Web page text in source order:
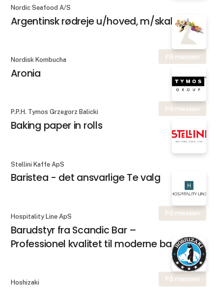
Nordic Seafood A/S
Argentinsk rødreje u/hoved, m/skal, rå
På messen
Nordisk Kombucha
Aronia
På messen
P.P.H. Tymos Grzegorz Balicki
Baking paper in rolls
Stellini Kaffe ApS
Baristea - det ansvarlige Te valg
På messen
Hospitality Line ApS
Barudstyr fra Scandic Bar –
Professionel kvalitet til moderne barer
På messen
Hoshizaki